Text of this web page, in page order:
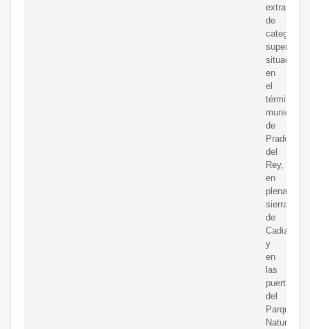
extra
de
categoría
superior,
situado
en
el
término
municipal
de
Prado
del
Rey,
en
plena
sierra
de
Cadiz
y
en
las
puertas
del
Parque
Natural